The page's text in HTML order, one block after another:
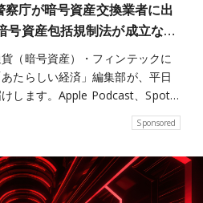
察庁が暗号資産交換業者に出
号資産包括規制法が成立な…
（暗号資産）・フィンテックに
たらしい経済」編集部が、平日
します。Apple Podcast、Spot…
Sponsored